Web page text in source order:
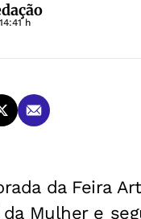
h
da Feira
Mulher e